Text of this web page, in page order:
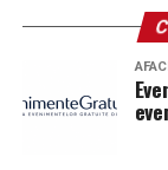
ένα από τα
για την